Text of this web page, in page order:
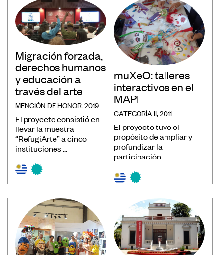
Museos
Educación
Patrimonio
Formación y Capacitación
Sostenibilidad
Registro de Museos Iberoamericanos
Sistema de recolección de datos de
público de museos
Panorama de los museos en
Iberoamérica
Banco de Buenas Prácticas
Convocatorias
Publicaciones Ibermuseos
Migración forzada,
derechos humanos
y educación a
través del arte
MENCIÓN DE HONOR, 2019
El proyecto consistió en
llevar la muestra
“RefugiArte” a cinco
instituciones ...
muXeO: talleres
interactivos en el
MAPI
CATEGORÍA II, 2011
El proyecto tuvo el
propósito de ampliar y
profundizar la
participación ...